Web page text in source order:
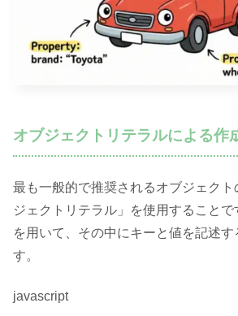
オブジェクトリテラルによる作
最も一般的で推奨されるオブジェク
ジェクトリテラル」を使用すること
を用いて、その中にキーと値を記述
す。
javascript